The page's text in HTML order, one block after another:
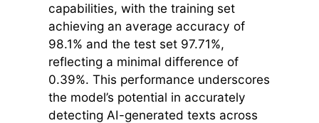
capabilities, with the training set
achieving an average accuracy of
98.1% and the test set 97.71%,
reflecting a minimal difference of
0.39%. This performance underscores
the model’s potential in accurately
detecting AI-generated texts across